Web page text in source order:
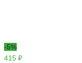
-5%
415 ₽